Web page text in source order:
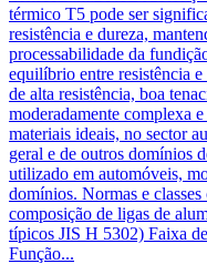
térmico T5 pode ser
resistência e dureza,
processabilidade da
equilíbrio entre resistência
de alta resistência, boa
moderadamente complexa
materiais ideais, no sector
geral e de outros domínios
utilizado em automóveis,
domínios. Normas e
composição de ligas de
típicos JIS H 5302) Faixa
Função...